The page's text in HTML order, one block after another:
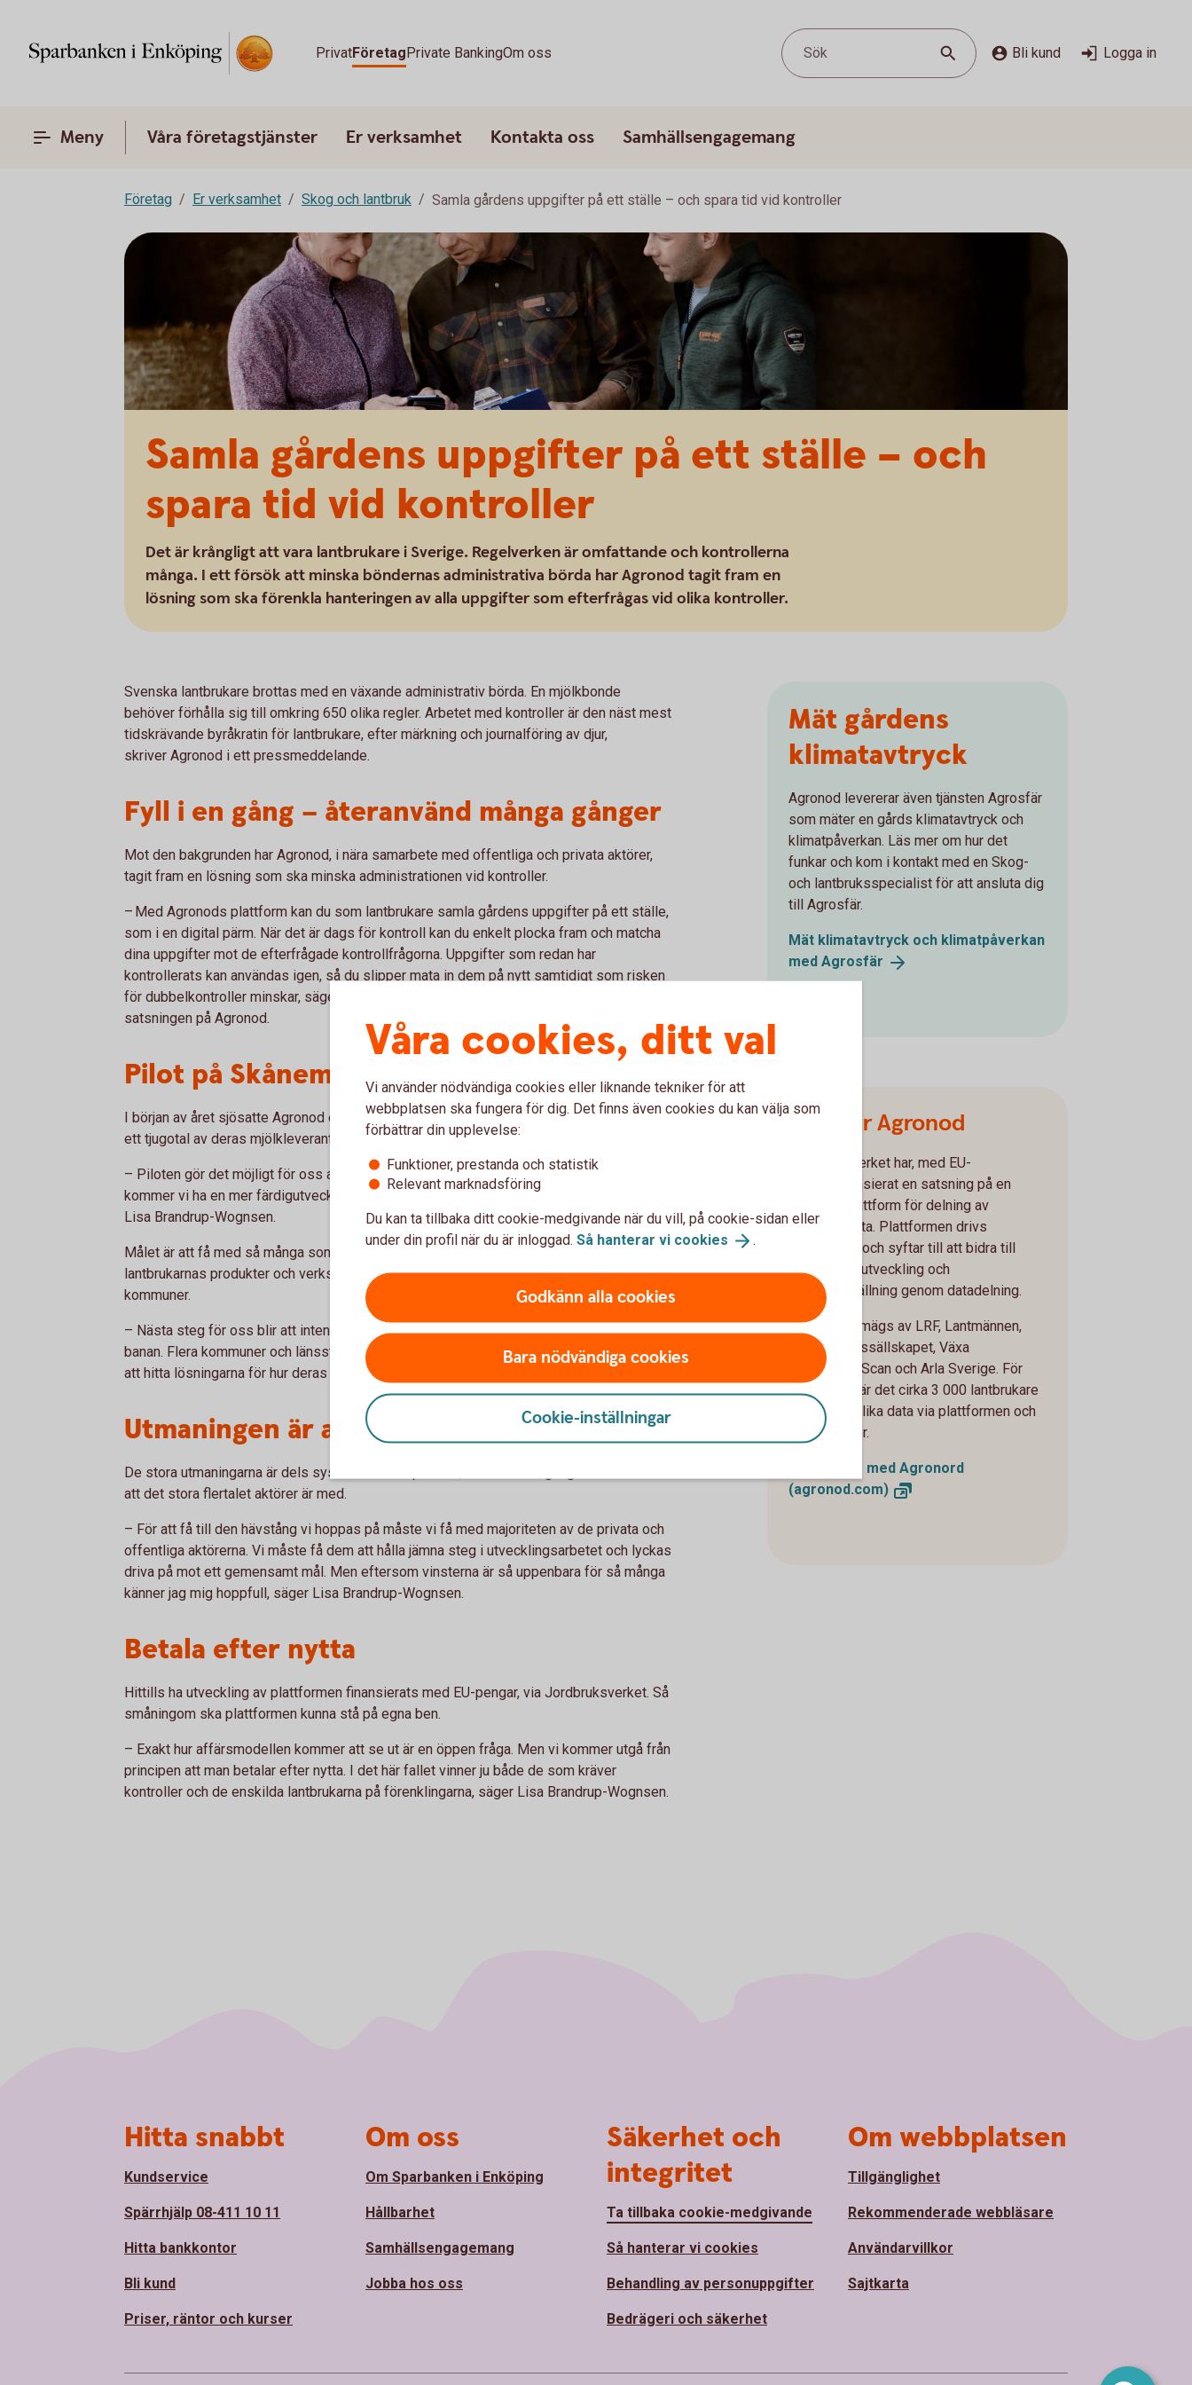
PrivatFöretagPrivate BankingOm oss Sök Bli kund Logga in
Meny Våra företagstjänster Er verksamhet Kontakta oss Samhällsengagemang
Företag Er verksamhet Skog och lantbruk Samla gårdens uppgifter på ett ställe – och spara tid vid kontroller
Samla gårdens uppgifter på ett ställe – och
spara tid vid kontroller
Det är krångligt att vara lantbrukare i Sverige. Regelverken är omfattande och kontrollerna
många. I ett försök att minska böndernas administrativa börda har Agronod tagit fram en
lösning som ska förenkla hanteringen av alla uppgifter som efterfrågas vid olika kontroller.
Svenska lantbrukare brottas med en växande administrativ börda. En mjölkbonde
behöver förhålla sig till omkring 650 olika regler. Arbetet med kontroller är den näst mest
tidskrävande byråkratin för lantbrukare, efter märkning och journalföring av djur,
skriver Agronod i ett pressmeddelande.
Fyll i en gång – återanvänd många gånger
Mot den bakgrunden har Agronod, i nära samarbete med offentliga och privata aktörer,
tagit fram en lösning som ska minska administrationen vid kontroller.
– Med Agronods plattform kan du som lantbrukare samla gårdens uppgifter på ett ställe,
som i en digital pärm. När det är dags för kontroll kan du enkelt plocka fram och matcha
dina uppgifter mot de efterfrågade kontrollfrågorna. Uppgifter som redan har
kontrollerats kan användas igen, så du slipper mata in dem på nytt samtidigt som risken
för dubbelkontroller minskar, säger Lisa Brandrup-Wognsen som är ansvarig för
satsningen på Agronod.
Pilot på Skånemejerierna
I början av året sjösatte Agronod en pilot, där lösningen testas av Skånemejerierna och
ett tjugotal av deras mjölkleverantörer.
– Piloten gör det möjligt för oss att testa, anpassa och lära oss. Innan året är slut
kommer vi ha en mer färdigutvecklad plattform som kan användas på bred front, säger
Lisa Brandrup-Wognsen.
Målet är att få med så många som möjligt av de aktörer som utför kontroller av
lantbrukarnas produkter och verksamhet, som mejerier, slakterier, länsstyrelser och
kommuner.
– Nästa steg för oss blir att intensifiera arbetet med att få med oss myndigheterna på
banan. Flera kommuner och länsstyrelser har redan visat intresse och vi jobbar nu med
att hitta lösningarna för hur deras koppling till plattformen ska se ut, säger hon.
Utmaningen är antalet
De stora utmaningarna är dels systemens komplexitet, dels att framgångarna förutsätter
att det stora flertalet aktörer är med.
– För att få till den hävstång vi hoppas på måste vi få med majoriteten av de privata och
offentliga aktörerna. Vi måste få dem att hålla jämna steg i utvecklingsarbetet och lyckas
driva på mot ett gemensamt mål. Men eftersom vinsterna är så uppenbara för så många
känner jag mig hoppfull, säger Lisa Brandrup-Wognsen.
Betala efter nytta
Hittills ha utveckling av plattformen finansierats med EU-pengar, via Jordbruksverket. Så
småningom ska plattformen kunna stå på egna ben.
– Exakt hur affärsmodellen kommer att se ut är en öppen fråga. Men vi kommer utgå från
principen att man betalar efter nytta. I det här fallet vinner ju både de som kräver
kontroller och de enskilda lantbrukarna på förenklingarna, säger Lisa Brandrup-Wognsen.
Mät gårdens
klimatavtryck
Agronod levererar även tjänsten Agrosfär
som mäter en gårds klimatavtryck och
klimatpåverkan. Läs mer om hur det
funkar och kom i kontakt med en Skog-
och lantbruksspecialist för att ansluta dig
till Agrosfär.
Mät klimatavtryck och klimatpåverkan
medAgrosfär
Detta är Agronod
Jordbruksverket har, med EU-
medel, finansierat en satsning på en
nationell plattform för delning av
jordbruksdata. Plattformen drivs
av Agronod och syftar till att bidra till
lantbrukets utveckling och
klimatomställning genom datadelning.
Agronod samägs av LRF, Lantmännen,
Hushållningssällskapet, Växa
Sverige, HKScan och Arla Sverige. För
närvarande är det cirka 3 000 lantbrukare
som delar olika data via plattformen och
antalet växer.
Kom i gång med Agronord
(agronod.com)
Våra cookies, ditt val
Vi använder nödvändiga cookies eller liknande tekniker för att
webbplatsen ska fungera för dig. Det finns även cookies du kan välja som
förbättrar din upplevelse:
Funktioner, prestanda och statistik
Relevant marknadsföring
Du kan ta tillbaka ditt cookie-medgivande när du vill, på cookie-sidan eller
under din profil när du är inloggad. Så hanterar vi cookies .
Godkänn alla cookies
Bara nödvändiga cookies
Cookie-inställningar
Hitta snabbt
Kundservice
Spärrhjälp 08-411 10 11
Hitta bankkontor
Bli kund
Priser, räntor och kurser
Om oss
Om Sparbanken i Enköping
Hållbarhet
Samhällsengagemang
Jobba hos oss
Säkerhet och
integritet
Ta tillbaka cookie-medgivande
Så hanterar vi cookies
Behandling av personuppgifter
Bedrägeri och säkerhet
Om webbplatsen
Tillgänglighet
Rekommenderade webbläsare
Användarvillkor
Sajtkarta